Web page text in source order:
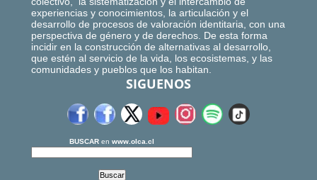
experiencias y conocimientos, la articulación y el
desarrollo de procesos de valoración identitaria, con una
perspectiva de género y de derechos. De esta forma
incidir en la construcción de alternativas al desarrollo,
que estén al servicio de la vida, los ecosistemas, y las
comunidades y pueblos que los habitan.
SIGUENOS
BUSCAR en www.olca.cl